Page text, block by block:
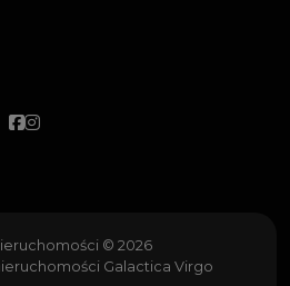
Facebook
Facebook
© 2026
Galactica Virgo